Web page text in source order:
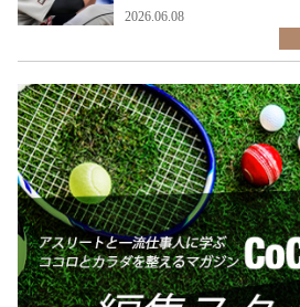
2026.06.08